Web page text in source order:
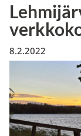
8.2.2022